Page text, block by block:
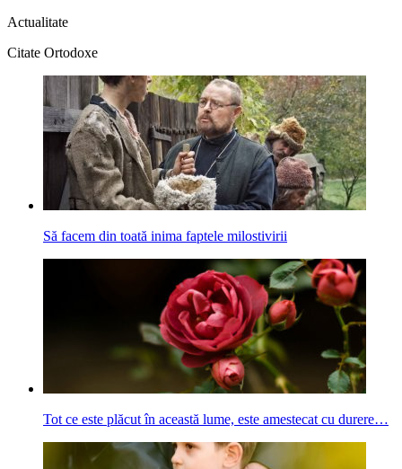
Actualitate
Citate Ortodoxe
Să facem din toată inima faptele milostivirii
Tot ce este plăcut în această lume, este amestecat cu durere…